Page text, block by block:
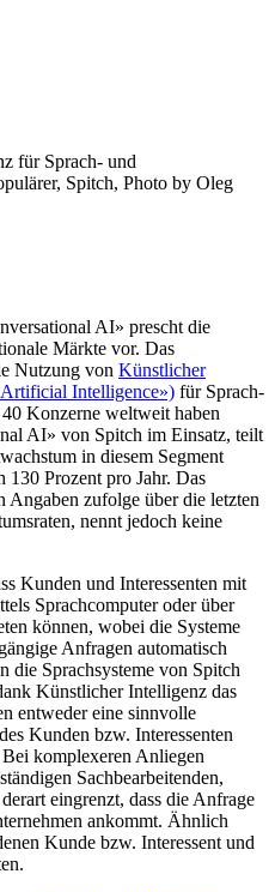
für Sprach- und
Spitch, Photo by Oleg
AI» prescht die
Märkte vor. Das
Nutzung von Künstlicher
Intelligence») für Sprach-
Konzerne weltweit haben
AI» von Spitch im Einsatz, teilt
in diesem Segment
130 Prozent pro Jahr. Das
Angaben zufolge über die letzten
nennt jedoch keine
Kunden und Interessenten mit
Sprachcomputer oder über
können, wobei die Systeme
Anfragen automatisch
die Sprachsysteme von Spitch
Künstlicher Intelligenz das
entweder eine sinnvolle
Kunden bzw. Interessenten
komplexeren Anliegen
Sachbearbeitenden,
eingrenzt, dass die Anfrage
ankommt. Ähnlich
Kunde bzw. Interessent und